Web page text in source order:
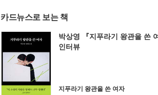
카드뉴스로 보는 책
박상영 『지푸라기 왕관을 쓴
인터뷰
지푸라기 왕관을 쓴 여자